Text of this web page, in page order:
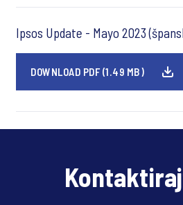
Ipsos Update - Mayo 2023
DOWNLOAD PDF (1.49 MB)